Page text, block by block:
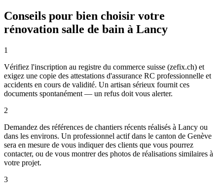
Conseils pour bien choisir votre
rénovation salle de bain à Lancy
1
Vérifiez l'inscription au registre du commerce suisse (zefix.ch) et
exigez une copie des attestations d'assurance RC professionnelle et
accidents en cours de validité. Un artisan sérieux fournit ces
documents spontanément — un refus doit vous alerter.
2
Demandez des références de chantiers récents réalisés à Lancy ou
dans les environs. Un professionnel actif dans le canton de Genève
sera en mesure de vous indiquer des clients que vous pourrez
contacter, ou de vous montrer des photos de réalisations similaires à
votre projet.
3